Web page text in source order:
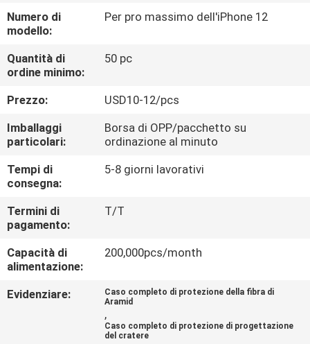
CHI
SIAMO
CONTROLLO
DI
QUALITÀ
CONTATTACI
NOTIZIA
Numero di
modello:
Per pro massimo dell'iPhone 12
Quantità di
ordine minimo:
50 pc
Prezzo:
USD10-12/pcs
Imballaggi
particolari:
Borsa di OPP/pacchetto su
ordinazione al minuto
Tempi di
consegna:
5-8 giorni lavorativi
Termini di
pagamento:
T/T
Capacità di
alimentazione:
200,000pcs/month
Evidenziare:
Caso completo di protezione della fibra di
Aramid
,
Caso completo di protezione di progettazione
del cratere